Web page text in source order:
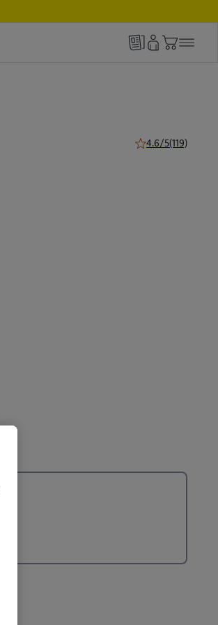
4.6/5(119)